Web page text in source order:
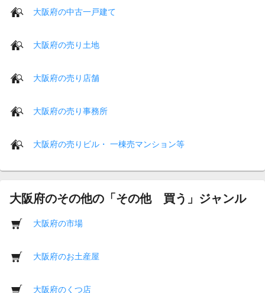
大阪府の中古一戸建て
大阪府の売り土地
大阪府の売り店舗
大阪府の売り事務所
大阪府の売りビル・ 一棟売マンション等
大阪府のその他の「その他 買う」ジャンル
大阪府の市場
大阪府のお土産屋
大阪府のくつ店